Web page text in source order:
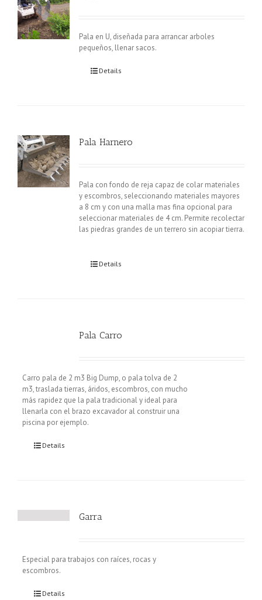
Pala en U, diseñada para arrancar arboles
pequeños, llenar sacos.
Details
Pala Harnero
Pala con fondo de reja capaz de colar materiales
y escombros, seleccionando materiales mayores
a 8 cm y con una malla mas fina opcional para
seleccionar materiales de 4 cm. Permite recolectar
las piedras grandes de un terrero sin acopiar tierra.
Details
Pala Carro
Carro pala de 2 m3 Big Dump, o pala tolva de 2
m3, traslada tierras, áridos, escombros, con mucho
más rapidez que la pala tradicional y ideal para
llenarla con el brazo excavador al construir una
piscina por ejemplo.
Details
Garra
Especial para trabajos con raíces, rocas y
escombros.
Details